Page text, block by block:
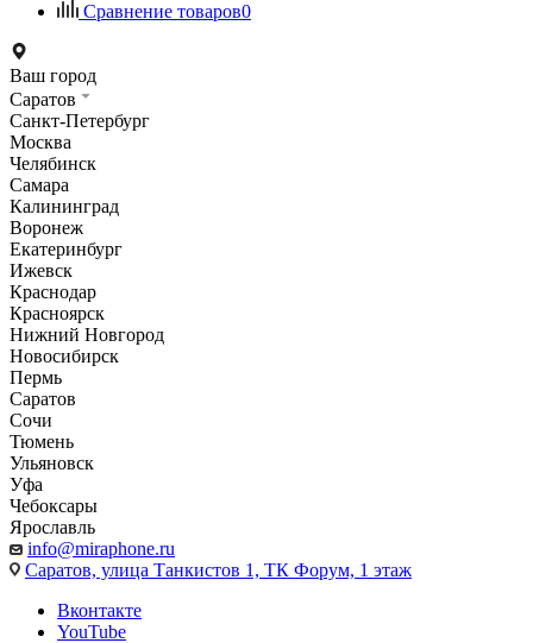
Сравнение товаров0
Ваш город
Саратов
Санкт-Петербург
Москва
Челябинск
Самара
Калининград
Воронеж
Екатеринбург
Ижевск
Краснодар
Красноярск
Нижний Новгород
Новосибирск
Пермь
Саратов
Сочи
Тюмень
Ульяновск
Уфа
Чебоксары
Ярославль
info@miraphone.ru
Саратов, улица Танкистов 1, ТК Форум, 1 этаж
Вконтакте
YouTube